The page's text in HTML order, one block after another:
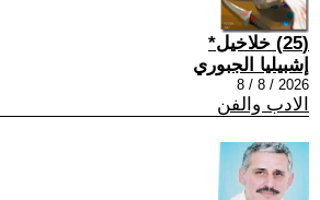
(25) خلاخيل*
إشبيليا الجبوري
2026 / 8 / 8
الادب والفن